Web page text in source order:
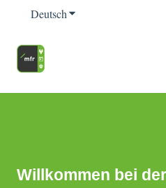
DeutschUntermenü für
Willkommen bei